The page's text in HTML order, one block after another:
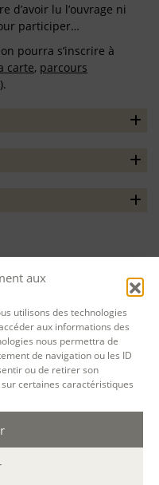
aux
utilisons des technologies
aux informations des
nous permettra de
de navigation ou les ID
ou de retirer son
certaines caractéristiques
d’avoir lu l’ouvrage ni
participer…
pourra s’inscrire à
carte, parcours
).
ou
2024au11 Mar.
(Durée : 18 h. ;
ligne pour cette